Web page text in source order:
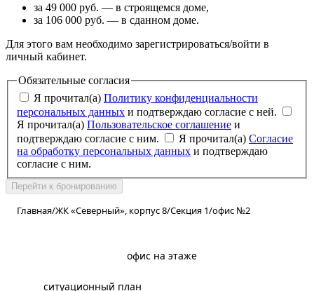
за 49 000 руб. — в строящемся доме,
за 106 000 руб. — в сданном доме.
Для этого вам необходимо зарегистрироваться/войти в
личный кабинет.
Обязательные согласия
Я прочитал(а) Политику конфиденциальности
персональных данных и подтверждаю согласие с ней.
Я прочитал(а) Пользовательское соглашение
подтверждаю согласие с ним.
Я прочитал(а) Согласие
на обработку персональных данных
согласие с ним.
Перейти к бронированию
Главная/ЖК «Северный», корпус 8/Секция 1/офис №2
офис на этаже
ситуационный план